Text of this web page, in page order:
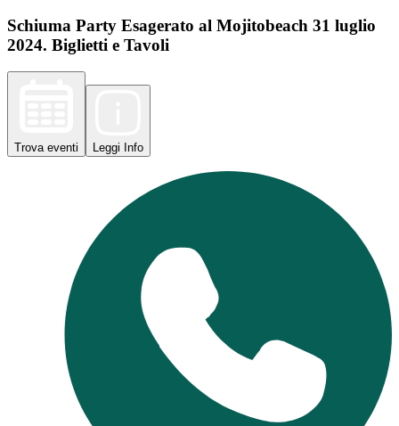
Schiuma Party Esagerato al Mojitobeach 31 luglio
2024. Biglietti e Tavoli
Trova eventi Leggi Info